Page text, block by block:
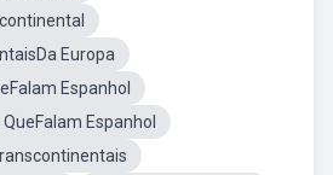
Europa
Espanhol
Espanhol